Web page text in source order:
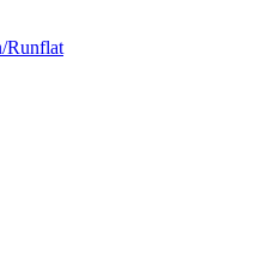
Runflat